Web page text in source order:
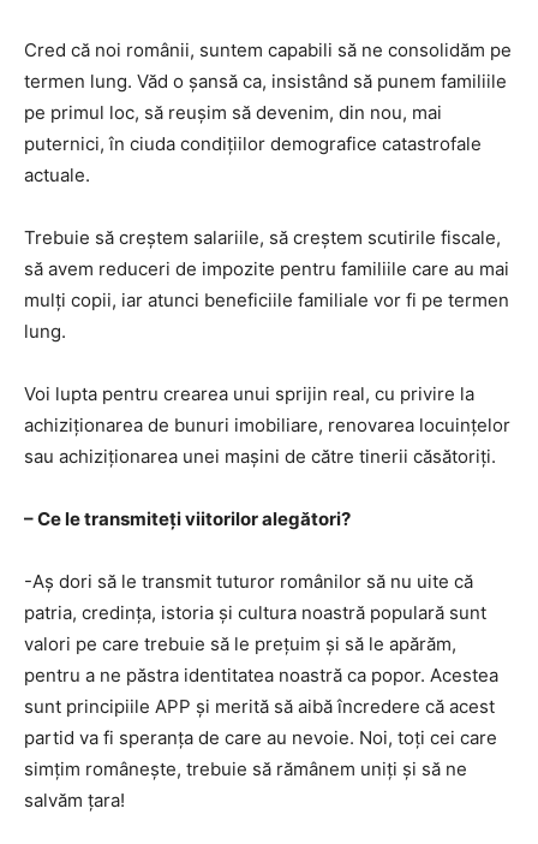
Cred că noi românii, suntem capabili să ne consolidăm pe
termen lung. Văd o șansă ca, insistând să punem familiile
pe primul loc, să reușim să devenim, din nou, mai
puternici, în ciuda condițiilor demografice catastrofale
actuale.
Trebuie să creștem salariile, să creştem scutirile fiscale,
să avem reduceri de impozite pentru familiile care au mai
mulţi copii, iar atunci beneficiile familiale vor fi pe termen
lung.
Voi lupta pentru crearea unui sprijin real, cu privire la
achiziționarea de bunuri imobiliare, renovarea locuinţelor
sau achiziționarea unei maşini de către tinerii căsătoriţi.
– Ce le transmiteți viitorilor alegători?
-Aș dori să le transmit tuturor românilor să nu uite că
patria, credința, istoria și cultura noastră populară sunt
valori pe care trebuie să le prețuim și să le apărăm,
pentru a ne păstra identitatea noastră ca popor. Acestea
sunt principiile APP și merită să aibă încredere că acest
partid va fi speranța de care au nevoie. Noi, toți cei care
simțim românește, trebuie să rămânem uniți și să ne
salvăm țara!